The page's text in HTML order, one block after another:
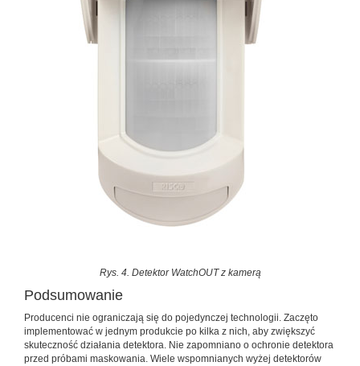
Rys. 4. Detektor WatchOUT z kamerą
Podsumowanie
Producenci nie ograniczają się do pojedynczej technolo­gii. Zaczęto
implementować w jednym produkcie po kilka z nich, aby zwiększyć
skuteczność działania detektora. Nie zapomniano o ochronie detektora
przed próbami masko­wania. Wiele wspomnianych wyżej detektorów